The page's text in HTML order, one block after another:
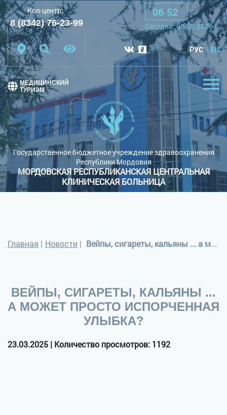
Шрифт: A A A
Цветовая схема: Черная схема
Обычный сайт
Кол-центр:
8 (8342) 76-23-99
06 52
Cегодня:06.08.2026г.
РУС EN
Государственное бюджетное учреждение здравоохранения
Республики Мордовия
МОРДОВСКАЯ РЕСПУБЛИКАНСКАЯ ЦЕНТРАЛЬНАЯ
КЛИНИЧЕСКАЯ БОЛЬНИЦА
МЕДИЦИНСКИЙ
ТУРИЗМ
Главная | Новости | Вейпы, сигареты, кальяны ... а может просто испорченная улыбка?
ВЕЙПЫ, СИГАРЕТЫ, КАЛЬЯНЫ ...
А МОЖЕТ ПРОСТО ИСПОРЧЕННАЯ
УЛЫБКА?
23.03.2025 | Количество просмотров: 1192